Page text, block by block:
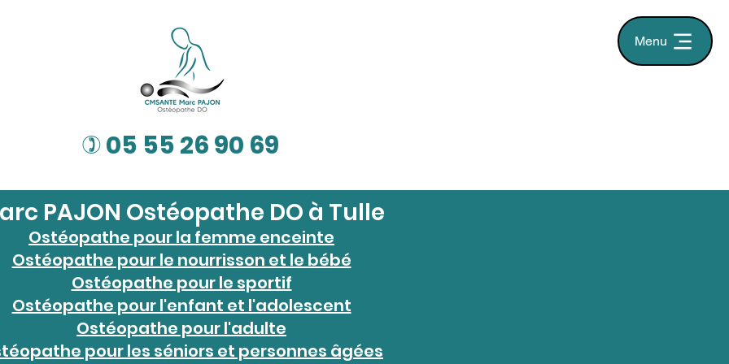
Menu
) 05 55 26 90 69
PAJON Ostéopathe DO à Tulle
Ostéopathe pour la femme enceinte
Ostéopathe pour le nourrisson et le bébé
Ostéopathe pour le sportif
Ostéopathe pour l'enfant et l'adolescent
Ostéopathe pour l'adulte
pour les séniors et personnes âgées